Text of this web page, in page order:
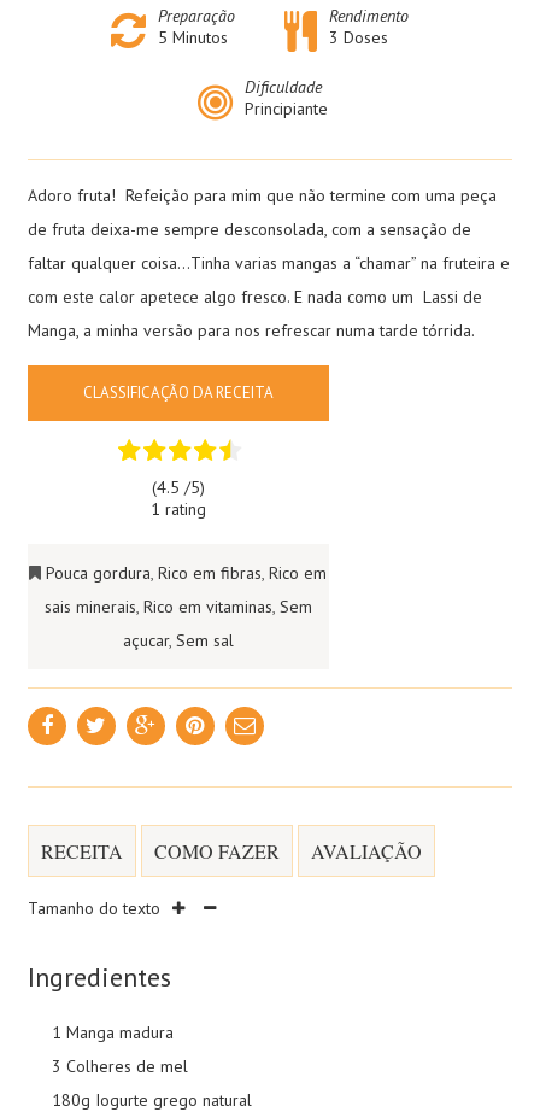
Preparação
5 Minutos
Rendimento
3 Doses
Dificuldade
Principiante
Adoro fruta! Refeição para mim que não termine com uma peça
de fruta deixa-me sempre desconsolada, com a sensação de
faltar qualquer coisa…Tinha varias mangas a “chamar” na fruteira e
com este calor apetece algo fresco. E nada como um Lassi de
Manga, a minha versão para nos refrescar numa tarde tórrida.
CLASSIFICAÇÃO DA RECEITA
(4.5 /5)
1 rating
Pouca gordura,Rico em fibras,Rico em
sais minerais, Rico em vitaminas, Sem
açucar, Sem sal
RECEITA COMO FAZER AVALIAÇÃO
Tamanho do texto
Ingredientes
1 Manga madura
3 Colheres de mel
180g Iogurte grego natural